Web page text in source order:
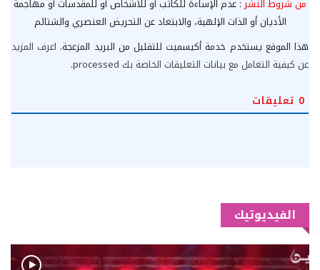
من شروط النشر: عدم الإساءة للكاتب أو للأشخاص أو للمقدسات أو مهاجمة
الأديان أو الذات الإلهية، والابتعاد عن التحريض العنصري والشتائم
هذا الموقع يستخدم خدمة أكيسميت للتقليل من البريد المزعجة. اعرف المزيد
عن كيفية التعامل مع بيانات التعليقات الخاصة بك processed
.
0 تعليقات
الفيديوتيك